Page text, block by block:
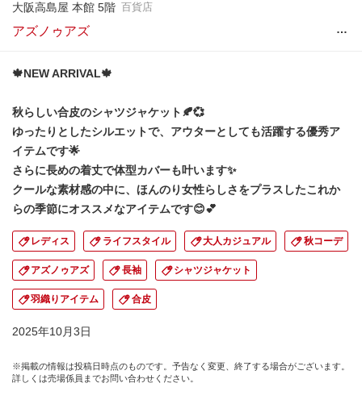
大阪高島屋 本館 5階 百貨店
アズノゥアズ …
🍁NEW ARRIVAL🍁
秋らしい合皮のシャツジャケット🍂💞
ゆったりとしたシルエットで、アウターとしても活躍する優秀ア
イテムです🌟
さらに長めの着丈で体型カバーも叶います✨
クールな素材感の中に、ほんのり女性らしさをプラスしたこれか
らの季節にオススメなアイテムです😊💕
レディス ライフスタイル 大人カジュアル 秋コーデ
アズノゥアズ 長袖 シャツジャケット
羽織りアイテム 合皮
2025年10月3日
※掲載の情報は投稿日時点のものです。予告なく変更、終了する場合がございます。
詳しくは売場係員までお問い合わせください。